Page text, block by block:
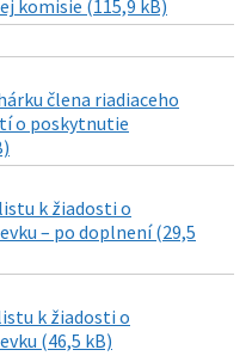
komisie (115,9 kB)
člena riadiaceho
o poskytnutie
k žiadosti o
– po doplnení (29,5
k žiadosti o
(46,5 kB)